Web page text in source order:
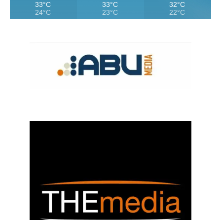
33°C
24°C
33°C
23°C
32°C
22°C